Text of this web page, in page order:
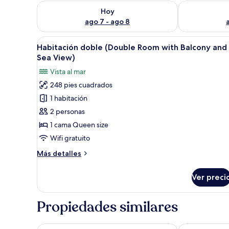
Hoy
ago 7 - ago 8
Consulta la disponibilidad para hoy ago 7 - ago 8
Consulta la
Abrir
todas
fotos
de
Habitación
doble
(Double
Room
Balcony
View)
Un balcón con dos sillas de
20
Habitación doble (Double Room with Balcony and
Sea View)
Vista al mar
248 pies cuadrados
1 habitación
2 personas
1 cama Queen size
Wifi gratuito
Más detalles
Más
doble
Room
Balcony
Ver
Propiedades similares